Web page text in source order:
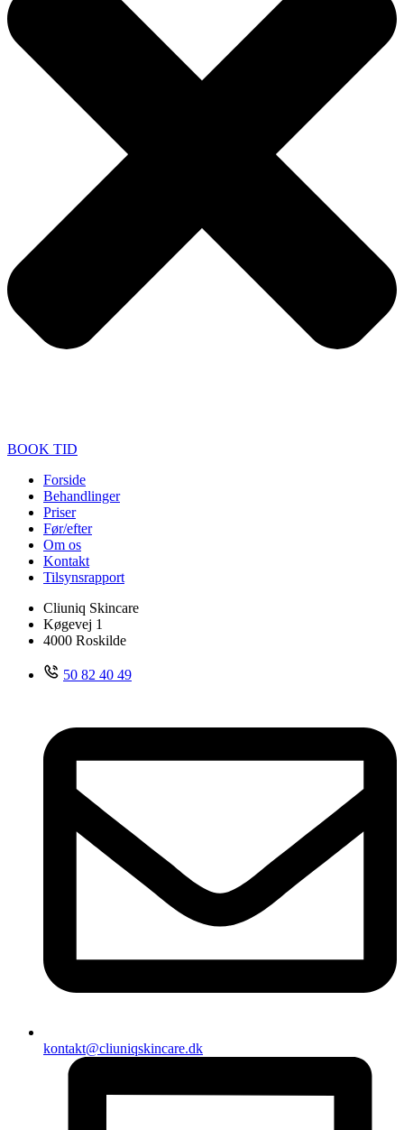
BOOK TID
Forside
Behandlinger
Priser
Før/efter
Om os
Kontakt
Tilsynsrapport
Cliuniq Skincare
Køgevej 1
4000 Roskilde
50 82 40 49
kontakt@cliuniqskincare.dk